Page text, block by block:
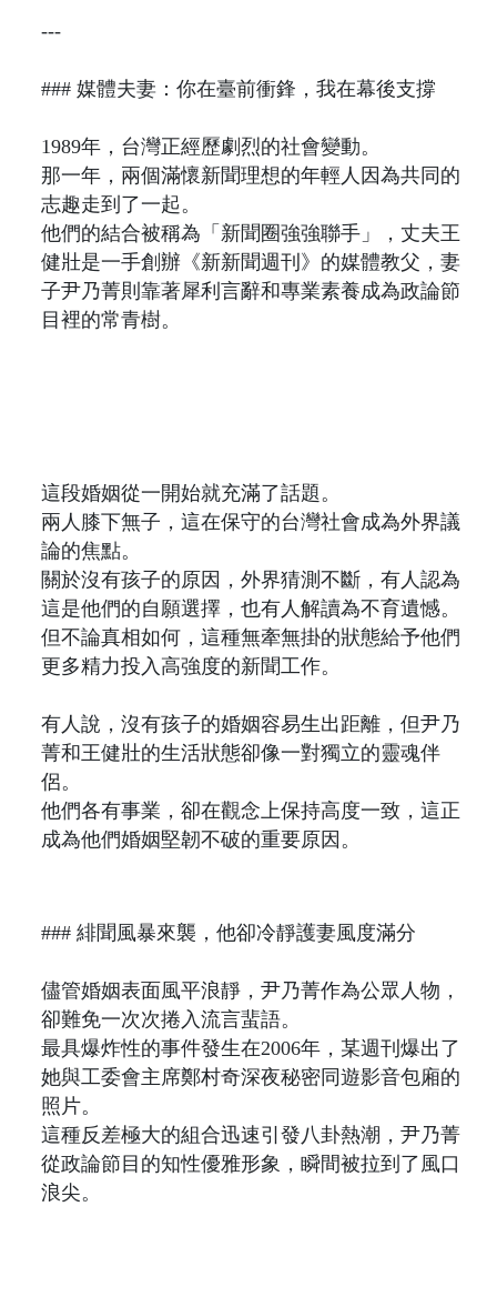
---
### 媒體夫妻：你在臺前衝鋒，我在幕後支撐
1989年，台灣正經歷劇烈的社會變動。
那一年，兩個滿懷新聞理想的年輕人因為共同的
志趣走到了一起。
他們的結合被稱為「新聞圈強強聯手」，丈夫王
健壯是一手創辦《新新聞週刊》的媒體教父，妻
子尹乃菁則靠著犀利言辭和專業素養成為政論節
目裡的常青樹。
這段婚姻從一開始就充滿了話題。
兩人膝下無子，這在保守的台灣社會成為外界議
論的焦點。
關於沒有孩子的原因，外界猜測不斷，有人認為
這是他們的自願選擇，也有人解讀為不育遺憾。
但不論真相如何，這種無牽無掛的狀態給予他們
更多精力投入高強度的新聞工作。
有人說，沒有孩子的婚姻容易生出距離，但尹乃
菁和王健壯的生活狀態卻像一對獨立的靈魂伴
侶。
他們各有事業，卻在觀念上保持高度一致，這正
成為他們婚姻堅韌不破的重要原因。
### 緋聞風暴來襲，他卻冷靜護妻風度滿分
儘管婚姻表面風平浪靜，尹乃菁作為公眾人物，
卻難免一次次捲入流言蜚語。
最具爆炸性的事件發生在2006年，某週刊爆出了
她與工委會主席鄭村奇深夜秘密同遊影音包廂的
照片。
這種反差極大的組合迅速引發八卦熱潮，尹乃菁
從政論節目的知性優雅形象，瞬間被拉到了風口
浪尖。